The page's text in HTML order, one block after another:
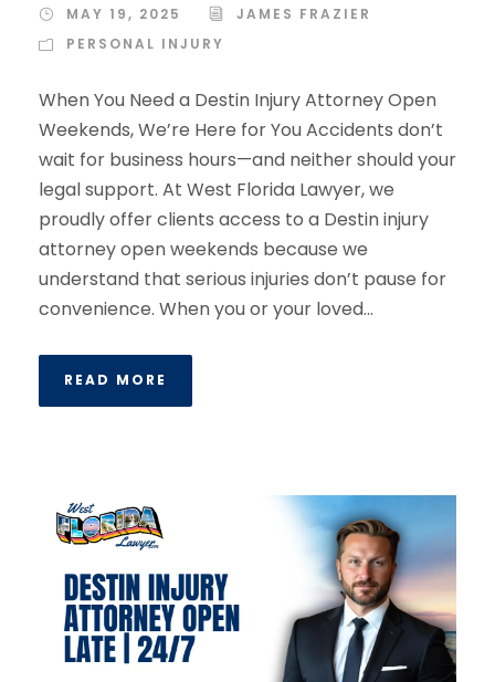
MAY 19, 2025
JAMES FRAZIER
PERSONAL INJURY
When You Need a Destin Injury Attorney Open
Weekends, We’re Here for You Accidents don’t
wait for business hours—and neither should your
legal support. At West Florida Lawyer, we
proudly offer clients access to a Destin injury
attorney open weekends because we
understand that serious injuries don’t pause for
convenience. When you or your loved...
READ MORE